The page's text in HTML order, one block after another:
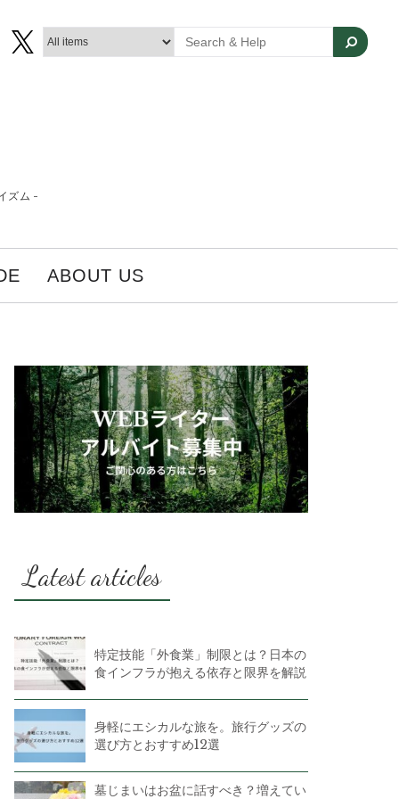
ズム -
ABOUT US
Latest articles
特定技能「外食業」制限とは？日本の
食インフラが抱える依存と限界を解説
身軽にエシカルな旅を。旅行グッズの
選び方とおすすめ12選
墓じまいはお盆に話すべき？増えてい